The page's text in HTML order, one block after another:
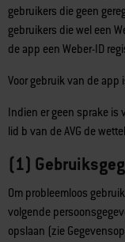
gebruikers die geen
gebruikers die wel een
de app een Weber-ID
Voor gebruik van de app
Indien er geen sprake is
lid b van de AVG de
(1)
Om probleemloos
volgende
opslaan (zie